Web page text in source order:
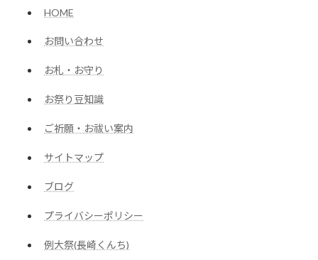
HOME
お問い合わせ
お札・お守り
お祭り豆知識
ご祈願・お祓い案内
サイトマップ
ブログ
プライバシーポリシー
例大祭(長崎くんち)